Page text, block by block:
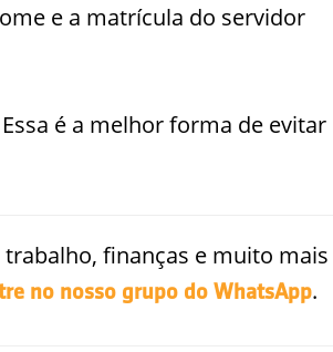
e a matrícula do servidor
é a melhor forma de evitar
finanças e muito mais
no nosso grupo do WhatsApp.